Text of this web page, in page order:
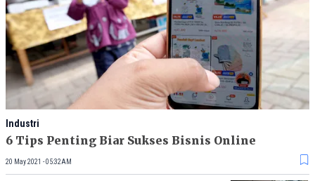
Industri
6 Tips Penting Biar Sukses Bisnis Online
20 May 2021 - 05:32AM